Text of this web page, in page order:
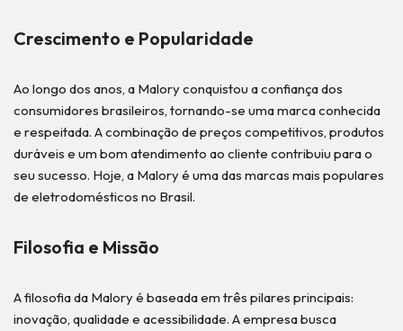
Crescimento e Popularidade
Ao longo dos anos, a Malory conquistou a confiança dos
consumidores brasileiros, tornando-se uma marca conhecida
e respeitada. A combinação de preços competitivos, produtos
duráveis e um bom atendimento ao cliente contribuiu para o
seu sucesso. Hoje, a Malory é uma das marcas mais populares
de eletrodomésticos no Brasil.
Filosofia e Missão
A filosofia da Malory é baseada em três pilares principais:
inovação, qualidade e acessibilidade. A empresa busca